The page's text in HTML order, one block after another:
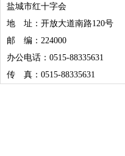
盐城市红十字会
地 址：开放大道南路120号
邮 编：224000
办公电话：0515-88335631
传 真：0515-88335631